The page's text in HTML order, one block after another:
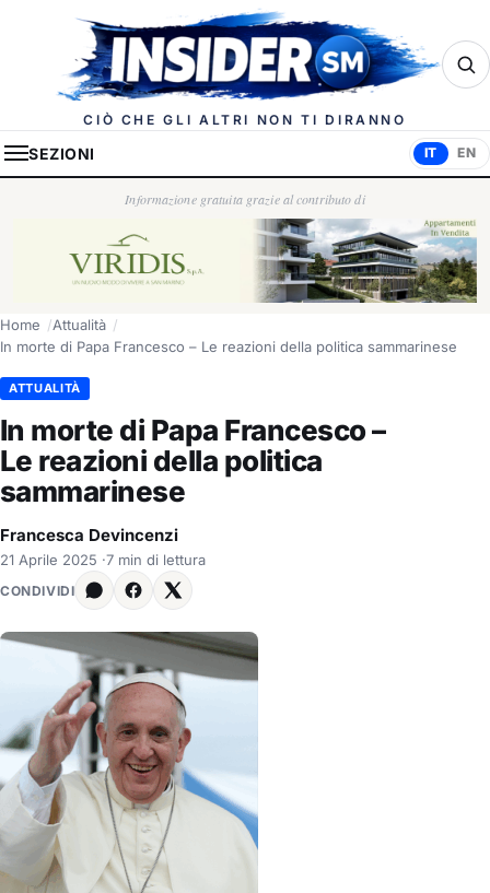
Insider.sm
CIÒ CHE GLI ALTRI NON TI DIRANNO
SEZIONI IT EN
Informazione gratuita grazie al contributo di
Home
Attualità
In morte di Papa Francesco – Le reazioni della politica sammarinese
ATTUALITÀ
In morte di Papa Francesco –
Le reazioni della politica
sammarinese
Francesca Devincenzi
21 Aprile 2025 ·7 min di lettura
CONDIVIDI